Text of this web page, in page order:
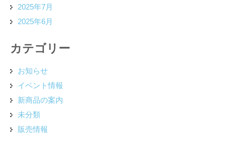
2025年7月
2025年6月
カテゴリー
お知らせ
イベント情報
新商品の案内
未分類
販売情報